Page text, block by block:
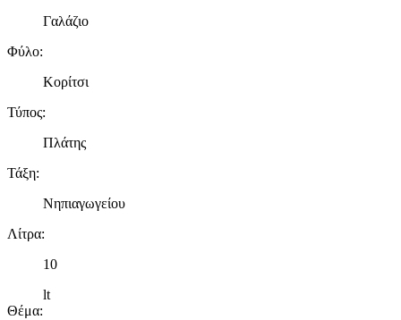
Γαλάζιο
Φύλο:
Κορίτσι
Τύπος:
Πλάτης
Τάξη:
Νηπιαγωγείου
Λίτρα:
10
lt
Θέμα: